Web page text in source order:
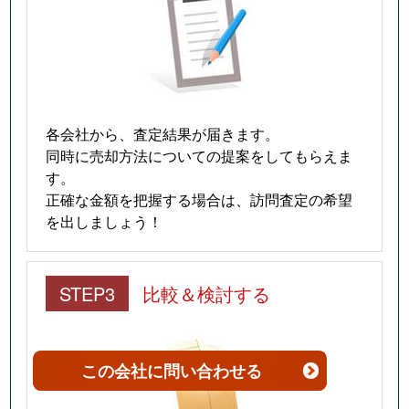
各会社から、査定結果が届きます。
同時に売却方法についての提案をしてもらえま
す。
正確な金額を把握する場合は、訪問査定の希望
を出しましょう！
STEP3 比較＆検討する
この会社に問い合わせる